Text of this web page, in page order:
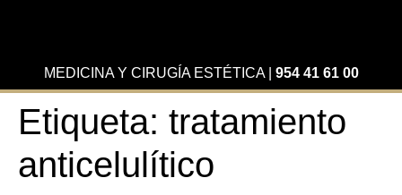
MEDICINA Y CIRUGÍA ESTÉTICA| 954 41 61 00
Etiqueta: tratamiento
anticelulítico